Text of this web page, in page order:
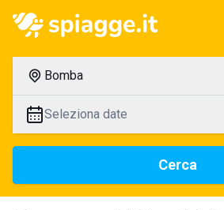
Bomba
Seleziona date
Cerca